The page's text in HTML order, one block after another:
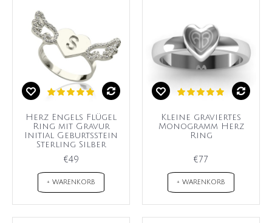
Herz Engels Flügel
Ring mit Gravur
Initial Geburtsstein
Sterling Silber
€49
+ WARENKORB
Kleine graviertes
Monogramm Herz
Ring
€77
+ WARENKORB